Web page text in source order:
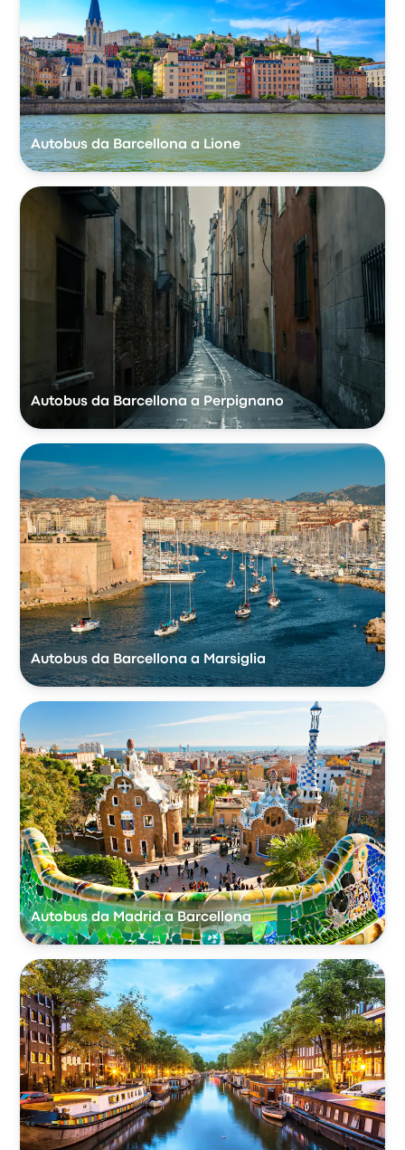
Autobus da Barcellona a Lione
Autobus da Barcellona a Perpignano
Autobus da Barcellona a Marsiglia
Autobus da Madrid a Barcellona